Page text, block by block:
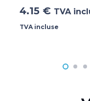
4.15 € TVA
TVA incluse